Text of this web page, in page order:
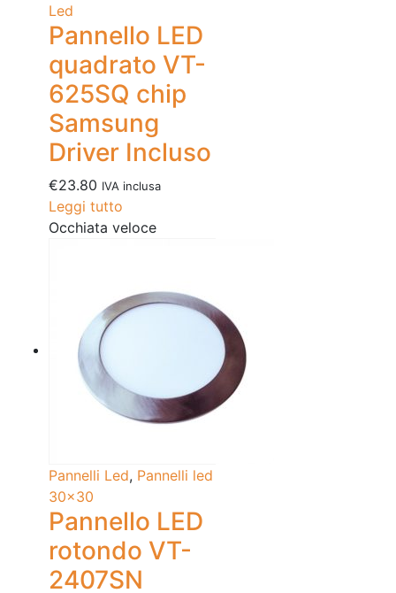
Led
Pannello LED
quadrato VT-
625SQ chip
Samsung
Driver Incluso
€23.80 IVA inclusa
Leggi tutto
Occhiata veloce
Pannelli Led, Pannelli led
30x30
Pannello LED
rotondo VT-
2407SN